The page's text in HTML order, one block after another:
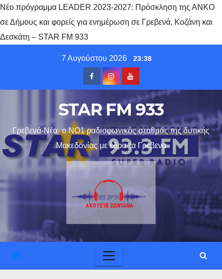
Νέο πρόγραμμα LEADER 2023-2027: Πρόσκληση της ΑΝΚΟ
σε Δήμους και φορείς για ενημέρωση σε Γρεβενά, Κοζάνη και
Δεσκάτη – STAR FM 933
7 Αυγούστου 2026 23:38
STAR FM 933
Γρεβενά-Νέα- ο ΝΟ1 ραδιοφωνικός σταθμός της δυτικής
Μακεδονίας με έδρα τα Γρεβενα